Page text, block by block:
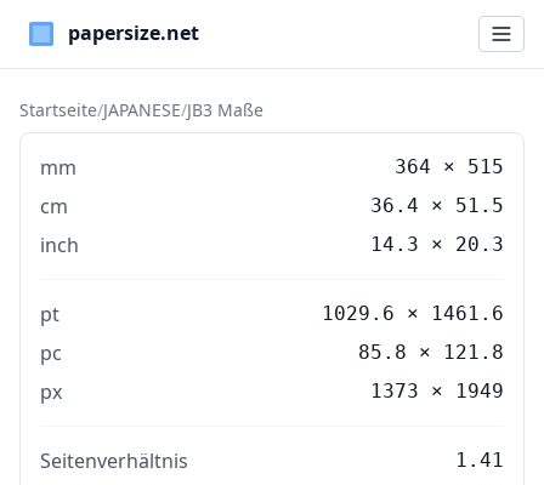
Paper Sizes
Startseite/JAPANESE/JB3 Maße
mm 364 × 515
cm 36.4 × 51.5
inch 14.3 × 20.3
pt 1029.6 × 1461.6
pc 85.8 × 121.8
px 1373 × 1949
Seitenverhältnis 1.41